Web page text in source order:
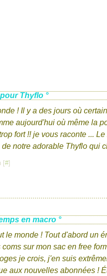
Thyflo °
! Il y a des jours où
aujourd'hui où même la
fort !! je vous raconte ...
notre adorable Thyflo qui
[#]
en macro °
le monde ! Tout d'abord un
coms sur mon sac en free
je crois, j'en suis
aux nouvelles abonnées !